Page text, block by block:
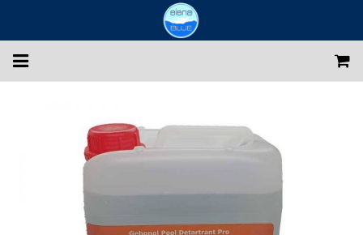
Constructii piscine
Intretinere piscine